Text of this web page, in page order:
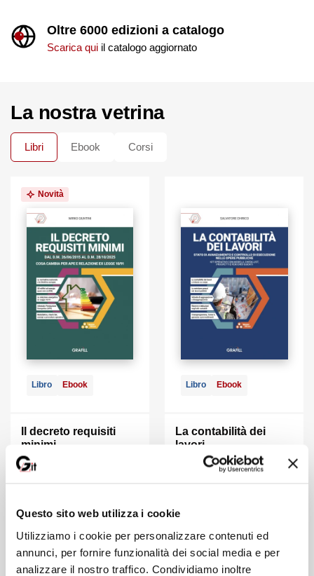
Questo sito web utilizza i cookie
Utilizziamo i cookie per personalizzare contenuti ed
annunci, per fornire funzionalità dei social media e per
analizzare il nostro traffico. Condividiamo inoltre
Oltre 6000 edizioni a catalogo
Scarica quiil catalogo aggiornato
La nostra vetrina
Libri Ebook Corsi
Novità
Libro Ebook
Il decreto requisiti
minimi
di:
Vedi
Libro Ebook
La contabilità dei
lavori
Salvatore Chirico
Vedi